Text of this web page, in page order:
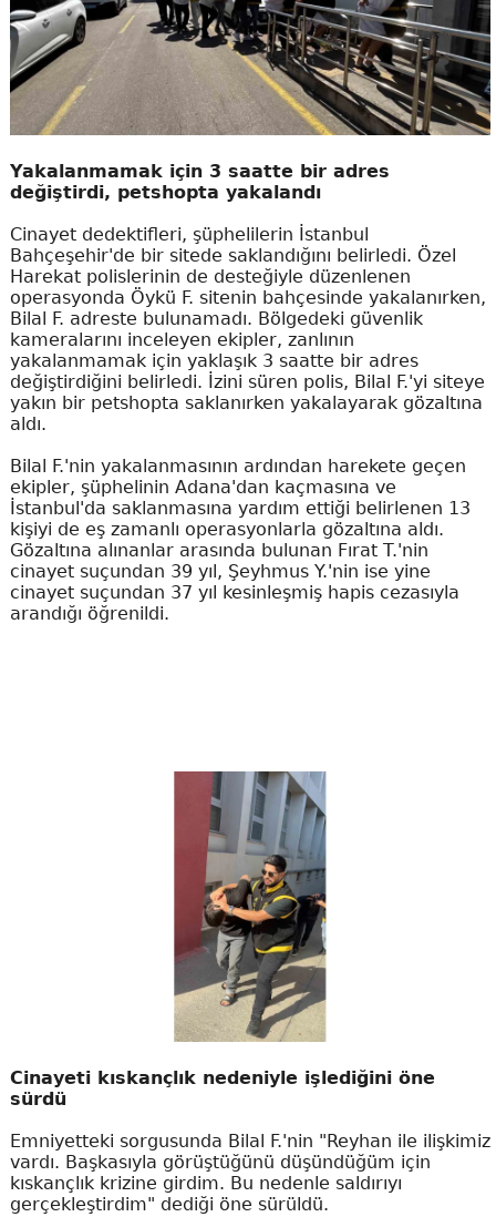
Yakalanmamak için 3 saatte bir adres
değiştirdi, petshopta yakalandı
Cinayet dedektifleri, şüphelilerin İstanbul
Bahçeşehir'de bir sitede saklandığını belirledi. Özel
Harekat polislerinin de desteğiyle düzenlenen
operasyonda Öykü F. sitenin bahçesinde yakalanırken,
Bilal F. adreste bulunamadı. Bölgedeki güvenlik
kameralarını inceleyen ekipler, zanlının
yakalanmamak için yaklaşık 3 saatte bir adres
değiştirdiğini belirledi. İzini süren polis, Bilal F.'yi siteye
yakın bir petshopta saklanırken yakalayarak gözaltına
aldı.
Bilal F.'nin yakalanmasının ardından harekete geçen
ekipler, şüphelinin Adana'dan kaçmasına ve
İstanbul'da saklanmasına yardım ettiği belirlenen 13
kişiyi de eş zamanlı operasyonlarla gözaltına aldı.
Gözaltına alınanlar arasında bulunan Fırat T.'nin
cinayet suçundan 39 yıl, Şeyhmus Y.'nin ise yine
cinayet suçundan 37 yıl kesinleşmiş hapis cezasıyla
arandığı öğrenildi.
Cinayeti kıskançlık nedeniyle işlediğini öne
sürdü
Emniyetteki sorgusunda Bilal F.'nin "Reyhan ile ilişkimiz
vardı. Başkasıyla görüştüğünü düşündüğüm için
kıskançlık krizine girdim. Bu nedenle saldırıyı
gerçekleştirdim" dediği öne sürüldü.